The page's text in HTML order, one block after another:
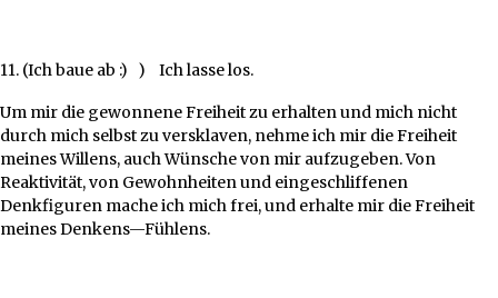
11. (Ich baue ab :) ) Ich lasse los.
Um mir die gewonnene Freiheit zu erhalten und mich nicht
durch mich selbst zu versklaven, nehme ich mir die Freiheit
meines Willens, auch Wünsche von mir aufzugeben. Von
Reaktivität, von Gewohnheiten und eingeschliffenen
Denkfiguren mache ich mich frei, und erhalte mir die Freiheit
meines Denkens—Fühlens.